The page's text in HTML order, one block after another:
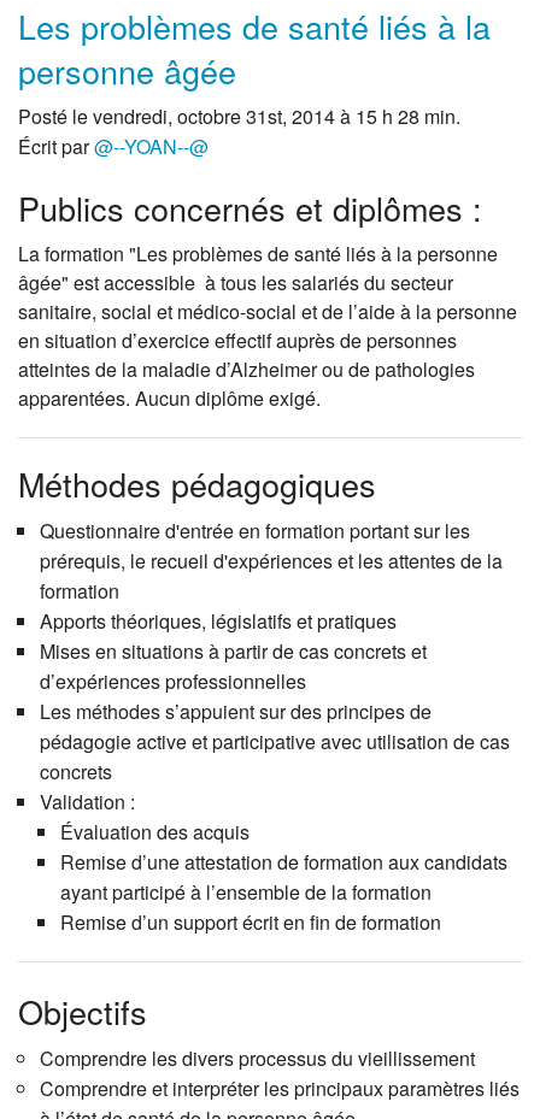
Les problèmes de santé liés à la
personne âgée
Posté le vendredi, octobre 31st, 2014 à 15 h 28 min.
Écrit par@--YOAN--@
Publics concernés et diplômes :
La formation "Les problèmes de santé liés à la personne
âgée" est accessible à tous les salariés du secteur
sanitaire, social et médico-social et de l’aide à la personne
en situation d’exercice effectif auprès de personnes
atteintes de la maladie d’Alzheimer ou de pathologies
apparentées. Aucun diplôme exigé.
Méthodes pédagogiques
Questionnaire d'entrée en formation portant sur les
prérequis, le recueil d'expériences et les attentes de la
formation
Apports théoriques, législatifs et pratiques
Mises en situations à partir de cas concrets et
d’expériences professionnelles
Les méthodes s’appuient sur des principes de
pédagogie active et participative avec utilisation de cas
concrets
Validation :
Évaluation des acquis
Remise d’une attestation de formation aux candidats
ayant participé à l’ensemble de la formation
Remise d’un support écrit en fin de formation
Objectifs
Comprendre les divers processus du vieillissement
Comprendre et interpréter les principaux paramètres liés